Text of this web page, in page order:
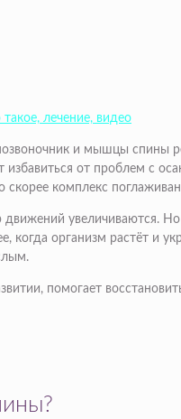
лечение, видео
и мышцы
от проблем с
скорее комплекс
движений
организм растёт и
помогает